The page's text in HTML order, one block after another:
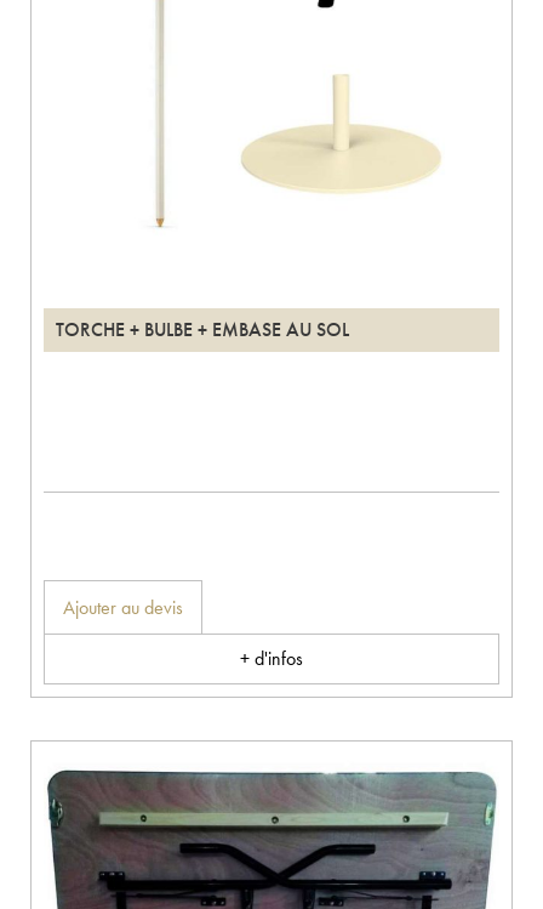
TORCHE + BULBE + EMBASE AU SOL
Ajouter au devis
+ d'infos